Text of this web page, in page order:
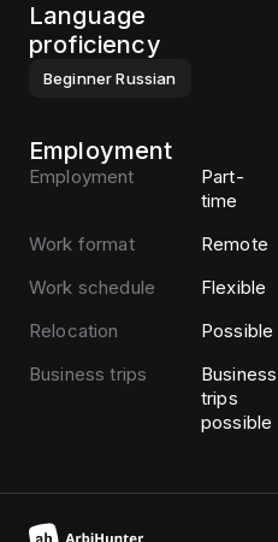
Language
proficiency
Beginner Russian
Employment
Employment
Part-
time
Work format
Remote
Work schedule
Flexible
Relocation
Possible
Business trips
Business
trips
possible